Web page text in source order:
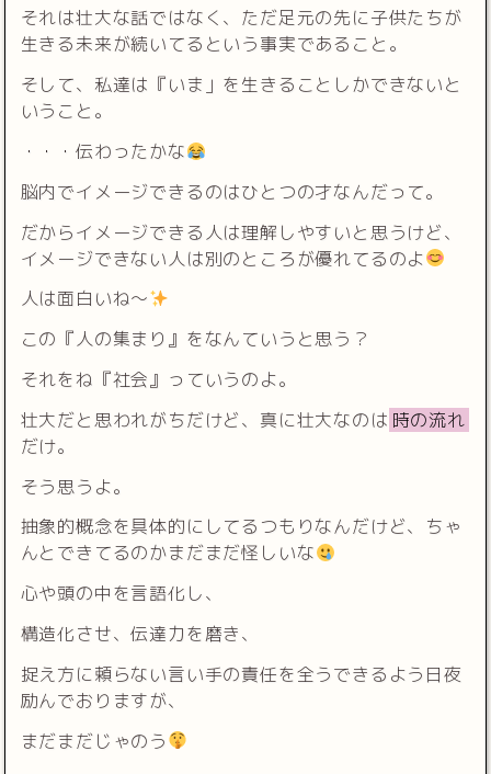
それは壮大な話ではなく、ただ足元の先に子供たちが
生きる未来が続いてるという事実であること。
そして、私達は『いま」を生きることしかできないと
いうこと。
・・・伝わったかな
脳内でイメージできるのはひとつの才なんだって。
だからイメージできる人は理解しやすいと思うけど、
イメージできない人は別のところが優れてるのよ
人は面白いね〜
この『人の集まり』をなんていうと思う？
それをね『社会』っていうのよ。
壮大だと思われがちだけど、真に壮大なのは 時の流れ
だけ。
そう思うよ。
抽象的概念を具体的にしてるつもりなんだけど、ちゃ
んとできてるのかまだまだ怪しいな
心や頭の中を言語化し、
構造化させ、伝達力を磨き、
捉え方に頼らない言い手の責任を全うできるよう日夜
励んでおりますが、
まだまだじゃのう